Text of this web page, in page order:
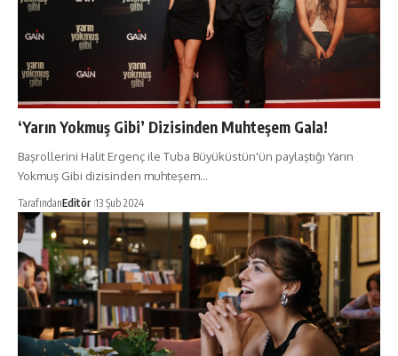
‘Yarın Yokmuş Gibi’ Dizisinden Muhteşem Gala!
Başrollerini Halit Ergenç ile Tuba Büyüküstün'ün paylaştığı Yarın
Yokmuş Gibi dizisinden muhteşem…
TarafındanEditör 13 Şub 2024